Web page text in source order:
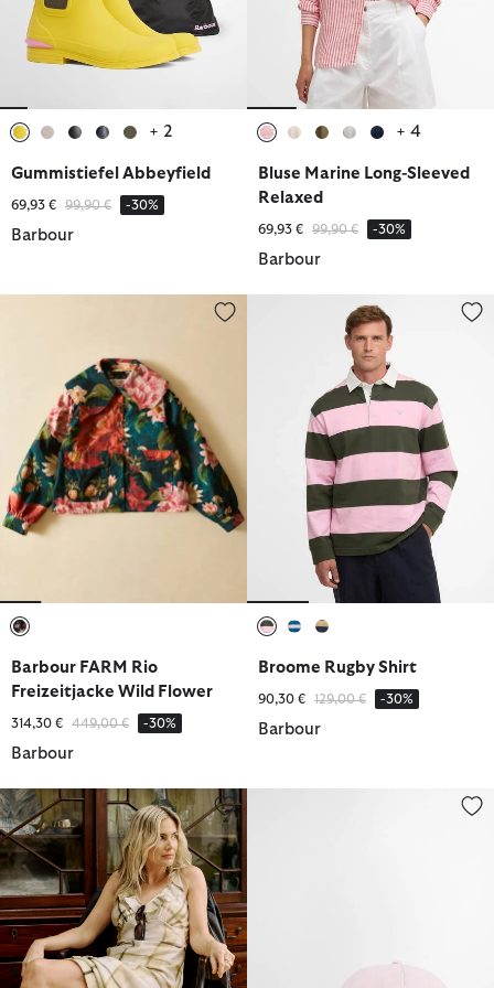
+ 2
Gummistiefel Abbeyfield
69,93 € Reduziert von
99,90 €bis-30%
Barbour
+ 4
Bluse Marine Long-Sleeved
Relaxed
69,93 € Reduziert von
99,90 €bis-30%
Barbour
Barbour FARM Rio Freizeitjacke Wild Flower
Barbour FARM Rio
Freizeitjacke Wild Flower
314,30 € Reduziert von
449,00 €bis-30%
Barbour
Broome Rugby Shirt
Broome Rugby Shirt
90,30 € Reduziert von
129,00 €bis-30%
Barbour
Kleid Gianna Midi